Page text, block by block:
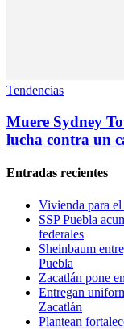
Tendencias
Muere Sydney
lucha contra un
Entradas recientes
Vivienda para el
SSP Puebla
federales
Sheinbaum
Puebla
Zacatlán pone
Entregan
Zacatlán
Plantean